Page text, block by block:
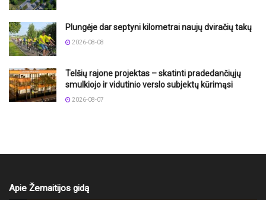
Plungėje dar septyni kilometrai naujų dviračių takų
2026-08-08
Telšių rajone projektas – skatinti pradedančiųjų
smulkiojo ir vidutinio verslo subjektų kūrimąsi
2026-08-07
Apie Žemaitijos gidą